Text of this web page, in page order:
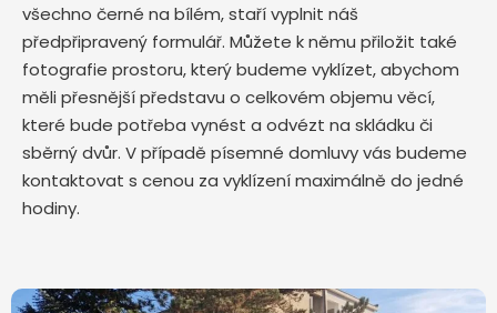
všechno černé na bílém, staří vyplnit náš
předpřipravený formulář. Můžete k němu přiložit také
fotografie prostoru, který budeme vyklízet, abychom
měli přesnější představu o celkovém objemu věcí,
které bude potřeba vynést a odvézt na skládku či
sběrný dvůr. V případě písemné domluvy vás budeme
kontaktovat s cenou za vyklízení maximálně do jedné
hodiny.